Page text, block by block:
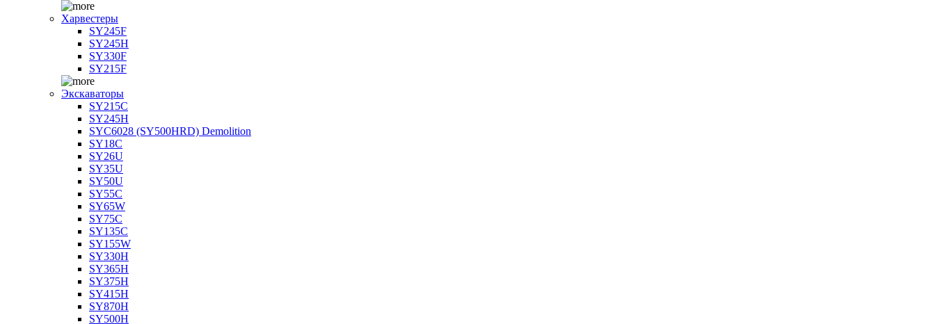
Харвестеры
SY245F
SY245H
SY330F
SY215F
Экскаваторы
SY215C
SY245H
SYC6028 (SY500HRD) Demolition
SY18C
SY26U
SY35U
SY50U
SY55C
SY65W
SY75C
SY135C
SY155W
SY330H
SY365H
SY375H
SY415H
SY870H
SY500H